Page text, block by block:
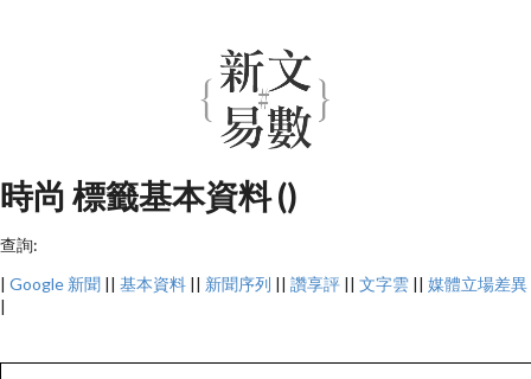
時尚 標籤基本資料 ()
查詢:
| Google 新聞 || 基本資料 || 新聞序列 || 讚享評 || 文字雲 || 媒體立場差異
|